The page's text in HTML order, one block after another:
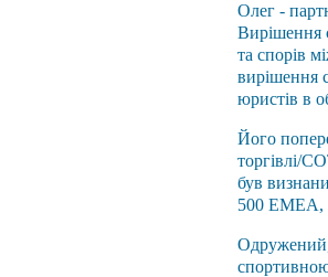
Олег -
Вирішення
та спорів
вирішення
юристів в
Його
торгівлі/
був
500 EMEA,
Одружений,